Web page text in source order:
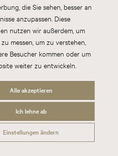
die Sie sehen, besser an
anzupassen. Diese
nutzen wir außerdem, um
messen, um zu verstehen,
Besucher kommen oder um
weiter zu entwickeln.
Alle akzeptieren
Ich lehne ab
Einstellungen ändern
Impressum Cookies